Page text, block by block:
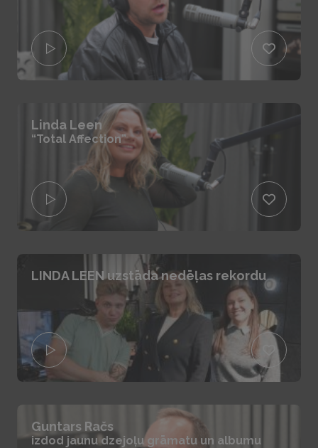
Linda Leen
“Total Affection”
LINDA LEEN uzstāda nedēļas rekordu
Guntars Račs
izdod jaunu dzejoļu grāmatu un albumu